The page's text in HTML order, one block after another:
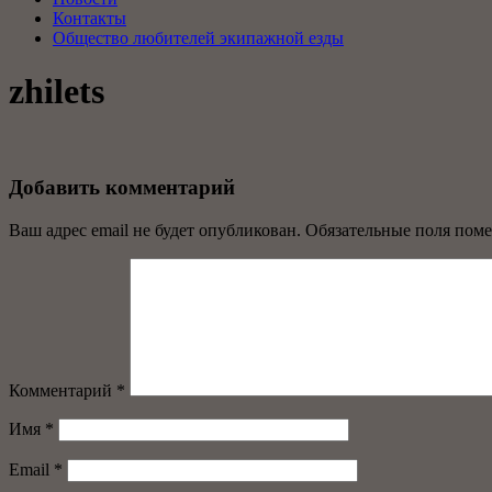
Контакты
Общество любителей экипажной езды
zhilets
Добавить комментарий
Ваш адрес email не будет опубликован. Обязательные поля
Комментарий *
Имя *
Email *